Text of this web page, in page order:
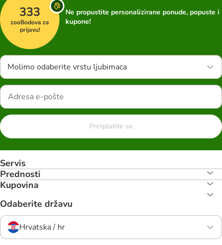
333
zooBodova za
prijavu!
Ne propustite personalizirane ponude, popuste i
kupone!
Molimo odaberite vrstu ljubimaca
Pretplatite se
Servis
Prednosti
Kupovina
Odaberite državu
Hrvatska / hr